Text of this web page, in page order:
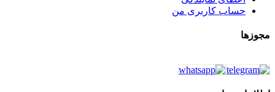
حساب کاربری من
مجوزها